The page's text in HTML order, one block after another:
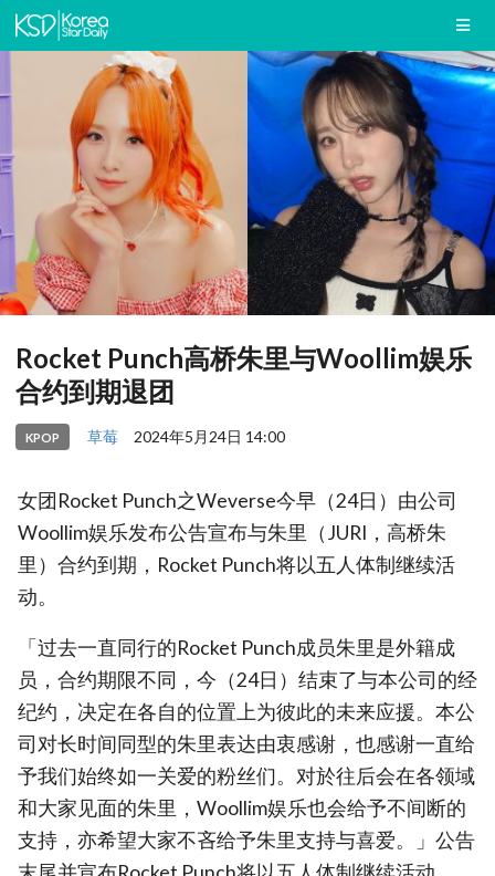
Rocket Punch高桥朱里与Woollim娱乐
合约到期退团
KPOP 草莓 2024年5月24日 14:00
女团Rocket Punch之Weverse今早（24日）由公司
Woollim娱乐发布公告宣布与朱里（JURI，高桥朱
里）合约到期，Rocket Punch将以五人体制继续活
动。
「过去一直同行的Rocket Punch成员朱里是外籍成
员，合约期限不同，今（24日）结束了与本公司的经
纪约，决定在各自的位置上为彼此的未来应援。本公
司对长时间同型的朱里表达由衷感谢，也感谢一直给
予我们始终如一关爱的粉丝们。对於往后会在各领域
和大家见面的朱里，Woollim娱乐也会给予不间断的
支持，亦希望大家不吝给予朱里支持与喜爱。」公告